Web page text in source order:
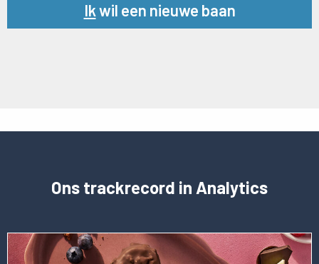
Ikwil een nieuwe baan
Ons trackrecord in Analytics
Lees
meer